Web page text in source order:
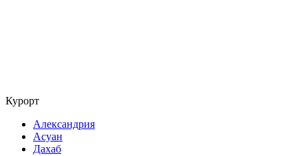
Курорт
Александрия
Асуан
Дахаб